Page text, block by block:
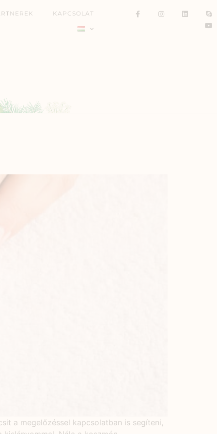
KAPCSOLAT
a megelőzéssel kapcsolatban is segíteni,